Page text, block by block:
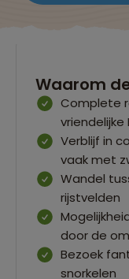
Waarom
Complete
vriendelijke
Verblijf in
vaak met
Wandel
rijstvelden
door de
Bezoek
snorkelen